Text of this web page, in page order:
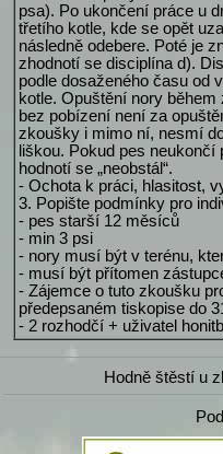
psa). Po ukončení práce u
třetího kotle, kde se opět
následně odebere. Poté je
zhodnotí se disciplína d).
podle dosaženého času od
kotle. Opuštění nory
bez pobízení není za
zkoušky i mimo ní, nesmí
liškou. Pokud pes
hodnotí se „neobstál“.
- Ochota k práci, hlasitost,
3. Popište podmínky pro
- pes starší 12 měsíců
- min 3 psi
- nory musí být v terénu,
- musí být přítomen
- Zájemce o tuto zkoušku
předepsaném tiskopise do
- 2 rozhodčí + uživatel
Hodně štěstí u